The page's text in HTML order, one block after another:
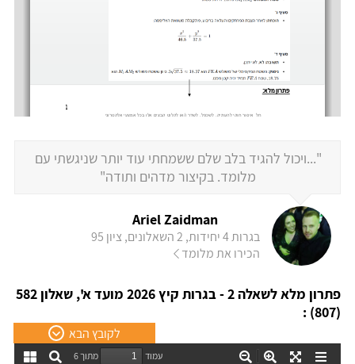
"...ויכול להגיד בלב שלם ששמחתי עוד יותר שניגשתי עם
מלומד. בקיצור מדהים ותודה"
Ariel Zaidman
בגרות 4 יחידות, 2 השאלונים, ציון 95
הכירו את מלומד
פתרון מלא לשאלה 2 - בגרות קיץ 2026 מועד א', שאלון 582
(807) :
לקובץ הבא